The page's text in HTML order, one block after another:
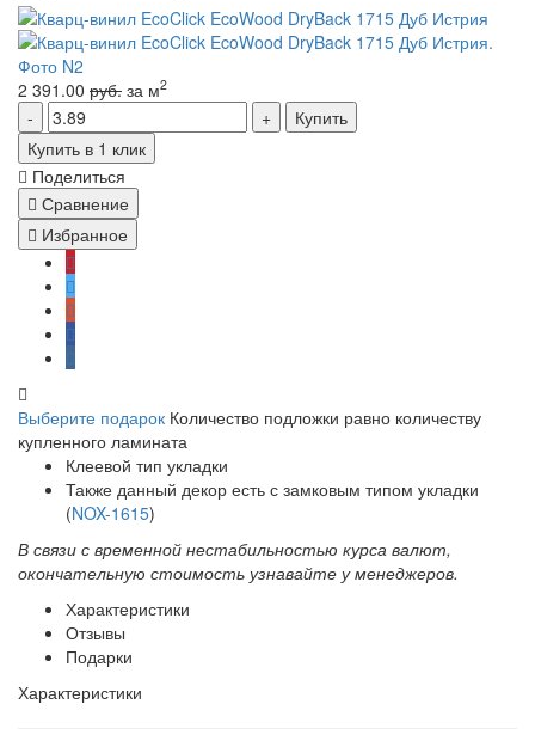
2 391.00 руб. за м2
Купить
Купить в 1 клик
Поделиться
Сравнение
Избранное
Выберите подарок Количество подложки равно количеству
купленного ламината
Клеевой тип укладки
Также данный декор есть с замковым типом укладки
(NOX-1615)
В связи с временной нестабильностью курса валют,
окончательную стоимость узнавайте у менеджеров.
Характеристики
Отзывы
Подарки
Характеристики